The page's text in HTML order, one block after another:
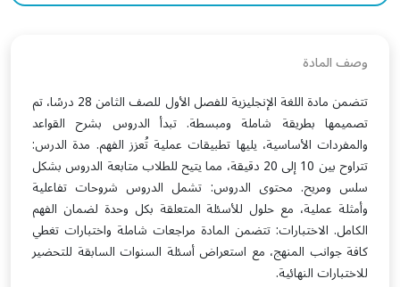
وصف المادة
تتضمن مادة اللغة الإنجليزية للفصل الأول للصف الثامن 28 درسًا، تم
تصميمها بطريقة شاملة ومبسطة. تبدأ الدروس بشرح القواعد
والمفردات الأساسية، يليها تطبيقات عملية تُعزز الفهم. مدة الدرس:
تتراوح بين 10 إلى 20 دقيقة، مما يتيح للطلاب متابعة الدروس بشكل
سلس ومريح. محتوى الدروس: تشمل الدروس شروحات تفاعلية
وأمثلة عملية، مع حلول للأسئلة المتعلقة بكل وحدة لضمان الفهم
الكامل. الاختبارات: تتضمن المادة مراجعات شاملة واختبارات تغطي
كافة جوانب المنهج، مع استعراض أسئلة السنوات السابقة للتحضير
للاختبارات النهائية.